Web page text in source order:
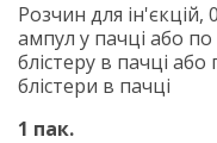
Розчин для
ампул у пачці або по
блістеру в пачці або
блістери в пачці
1 пак.